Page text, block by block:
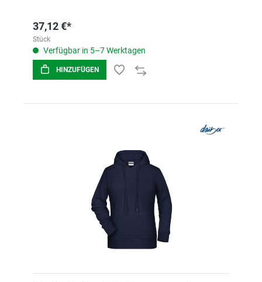
37,12 €*
Stück
Verfügbar in 5–7 Werktagen
HINZUFÜGEN